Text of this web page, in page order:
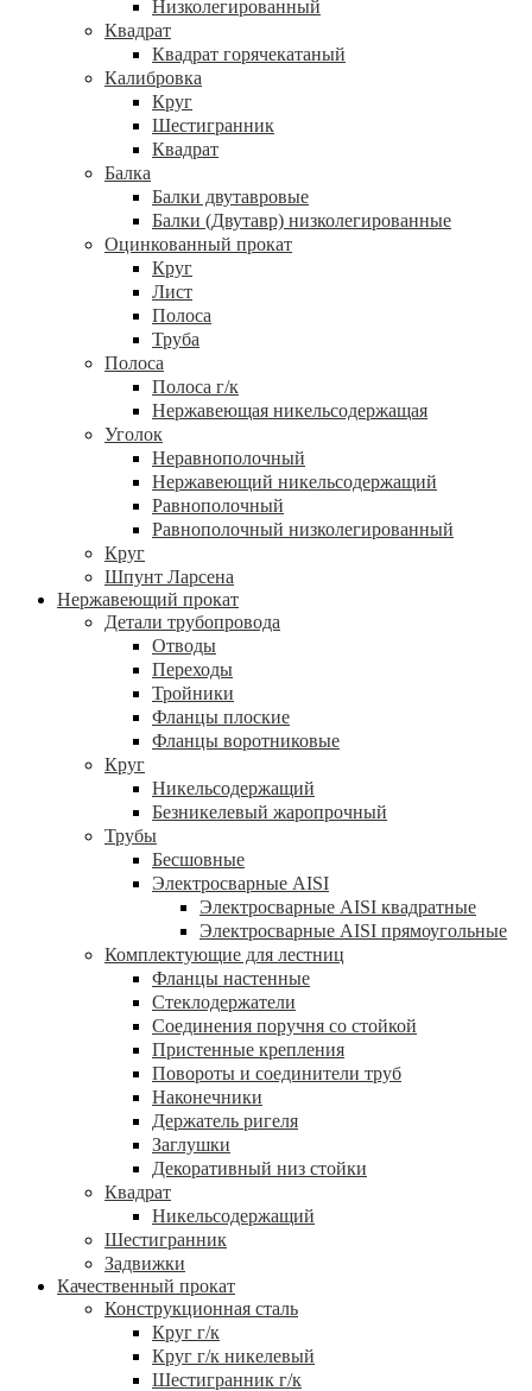
Низколегированный
Квадрат
Квадрат горячекатаный
Калибровка
Круг
Шестигранник
Квадрат
Балка
Балки двутавровые
Балки (Двутавр) низколегированные
Оцинкованный прокат
Круг
Лист
Полоса
Труба
Полоса
Полоса г/к
Нержавеющая никельсодержащая
Уголок
Неравнополочный
Нержавеющий никельсодержащий
Равнополочный
Равнополочный низколегированный
Круг
Шпунт Ларсена
Нержавеющий прокат
Детали трубопровода
Отводы
Переходы
Тройники
Фланцы плоские
Фланцы воротниковые
Круг
Никельсодержащий
Безникелевый жаропрочный
Трубы
Бесшовные
Электросварные AISI
Электросварные AISI квадратные
Электросварные AISI прямоугольные
Комплектующие для лестниц
Фланцы настенные
Стеклодержатели
Соединения поручня со стойкой
Пристенные крепления
Повороты и соединители труб
Наконечники
Держатель ригеля
Заглушки
Декоративный низ стойки
Квадрат
Никельсодержащий
Шестигранник
Задвижки
Качественный прокат
Конструкционная сталь
Круг г/к
Круг г/к никелевый
Шестигранник г/к